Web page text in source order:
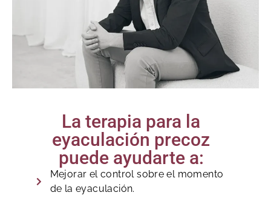
La terapia para la
eyaculación precoz
puede ayudarte a:
Mejorar el control sobre el momento
de la eyaculación.